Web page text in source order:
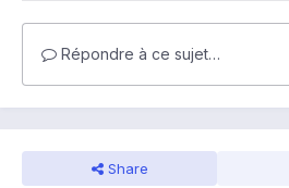
Répondre à ce sujet…
Share